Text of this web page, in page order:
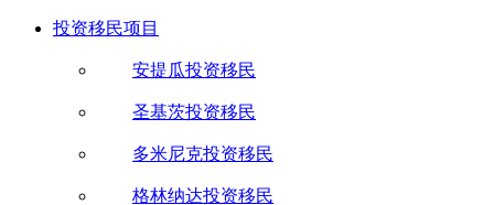
投资移民项目
安提瓜投资移民
圣基茨投资移民
多米尼克投资移民
格林纳达投资移民